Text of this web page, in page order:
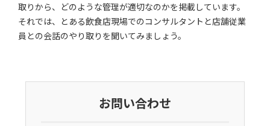
取りから、どのような管理が適切なのかを掲載しています。
それでは、とある飲食店現場でのコンサルタントと店舗従業
員との会話のやり取りを聞いてみましょう。
お問い合わせ